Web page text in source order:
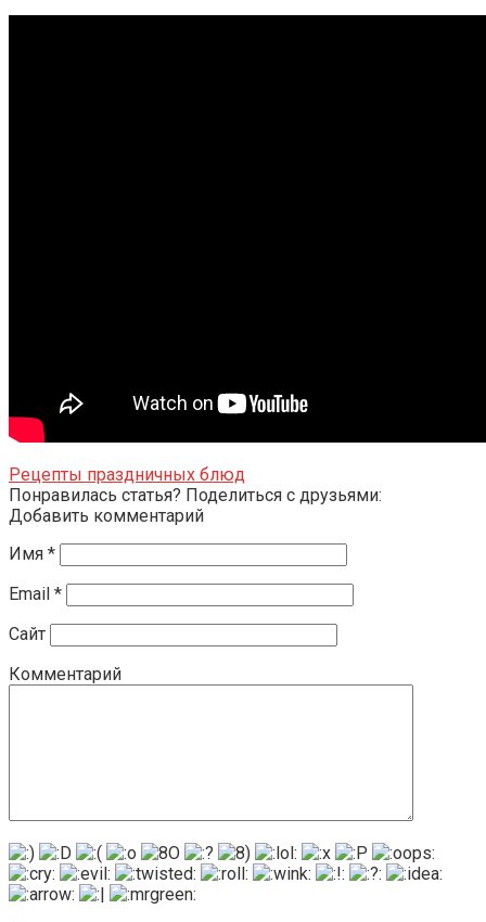
Рецепты праздничных блюд
Понравилась статья? Поделиться с друзьями:
Добавить комментарий
Имя *
Email *
Сайт
Комментарий